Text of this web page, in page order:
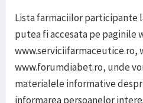
Lista farmaciilor participante
putea fi accesata pe paginile
www.serviciifarmaceutice.ro,
www.forumdiabet.ro, unde
materialele informative
informarea persoanelor